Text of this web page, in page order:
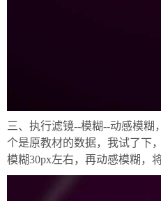
三、执行滤镜--模糊--动感模糊
个是原教材的数据，我试了下
模糊30px左右，再动感模糊，